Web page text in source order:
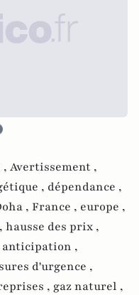
, Avertissement ,
, dépendance ,
, France , europe ,
hausse des prix ,
anticipation ,
d'urgence ,
, gaz naturel ,